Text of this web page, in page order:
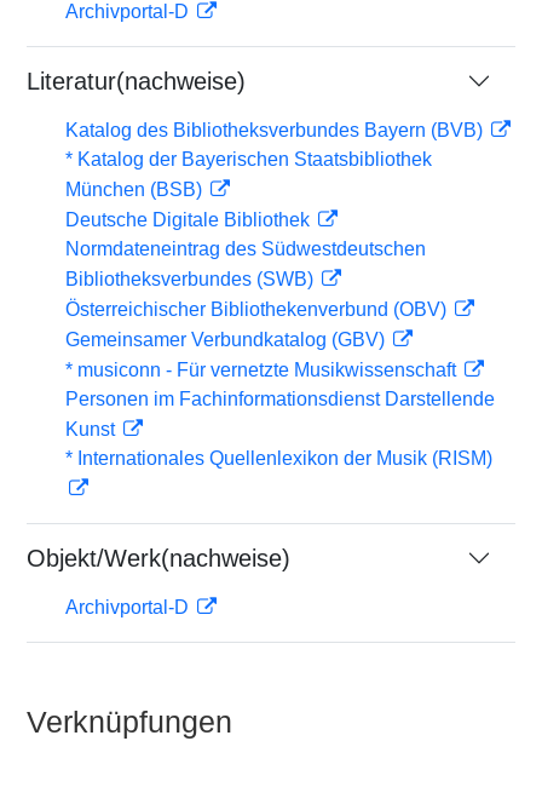
Archivportal-D
Literatur(nachweise)
Katalog des Bibliotheksverbundes Bayern (BVB)
* Katalog der Bayerischen Staatsbibliothek
München (BSB)
Deutsche Digitale Bibliothek
Normdateneintrag des Südwestdeutschen
Bibliotheksverbundes (SWB)
Österreichischer Bibliothekenverbund (OBV)
Gemeinsamer Verbundkatalog (GBV)
* musiconn - Für vernetzte Musikwissenschaft
Personen im Fachinformationsdienst Darstellende
Kunst
* Internationales Quellenlexikon der Musik (RISM)
Objekt/Werk(nachweise)
Archivportal-D
Verknüpfungen